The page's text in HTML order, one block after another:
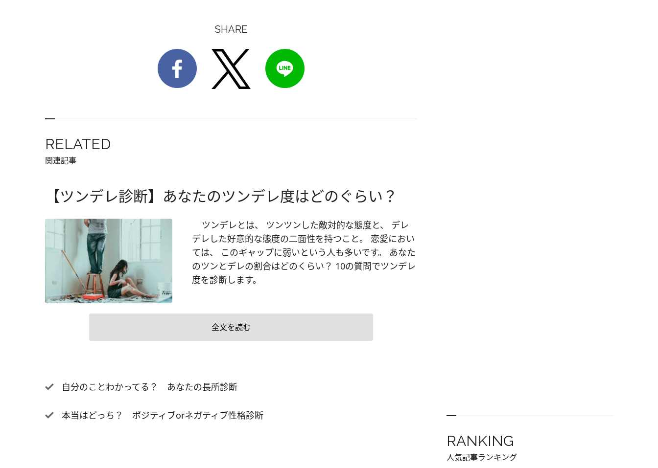
SHARE
RELATED
関連記事
【ツンデレ診断】あなたのツンデレ度はどのぐらい？
ツンデレとは、 ツンツンした敵対的な態度と、 デレ
デレした好意的な態度の二面性を持つこと。 恋愛におい
ては、 このギャップに弱いという人も多いです。 あなた
のツンとデレの割合はどのくらい？ 10の質問でツンデレ
度を診断します。
全文を読む
自分のことわかってる？ あなたの長所診断
本当はどっち？ ポジティブorネガティブ性格診断
RANKING
人気記事ランキング